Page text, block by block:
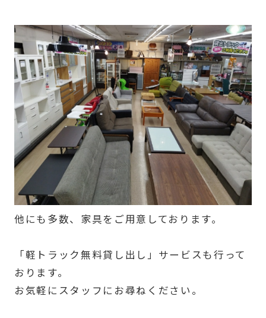
他にも多数、家具をご用意しております。
「軽トラック無料貸し出し」サービスも行って
おります。
お気軽にスタッフにお尋ねください。